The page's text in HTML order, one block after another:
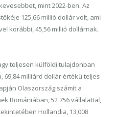
mint 2022-ben. Az
125,66 millió dollár volt, ami
korábbi, 45,56 millió dollárnak.
teljesen külföldi tulajdonban
69,84 milliárd dollár értékű teljes
Olaszország számít a
Romániában, 52 756 vállalattal,
Hollandia, 13,008